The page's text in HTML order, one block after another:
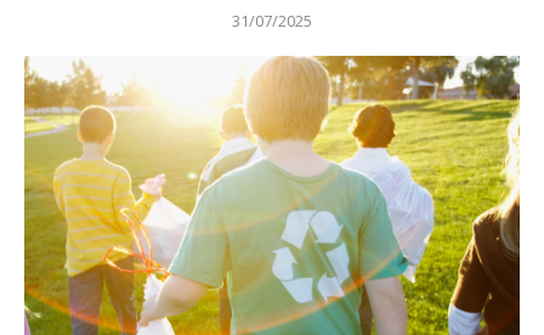
31/07/2025